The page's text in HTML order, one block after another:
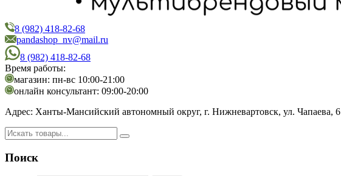
PandaShop
Интернет-магазин косметики
8 (982) 418-82-68
pandashop_nv@mail.ru
8 (982) 418-82-68
Время работы:
магазин: пн-вс 10:00-21:00
онлайн консультант: 09:00-20:00
Адрес: Ханты-Мансийский автономный округ, г. Нижневартовск, ул. Чапаева, 6
Поиск